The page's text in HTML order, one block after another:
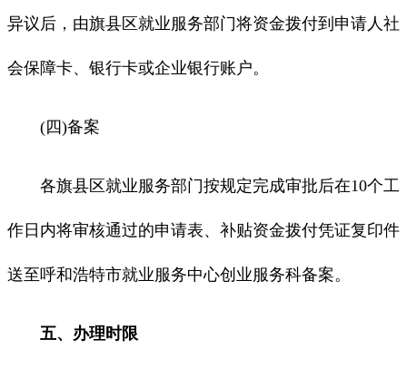
异议后，由旗县区就业服务部门将资金拨付到申请人社
会保障卡、银行卡或企业银行账户。
(四)备案
各旗县区就业服务部门按规定完成审批后在10个工
作日内将审核通过的申请表、补贴资金拨付凭证复印件
送至呼和浩特市就业服务中心创业服务科备案。
五、办理时限